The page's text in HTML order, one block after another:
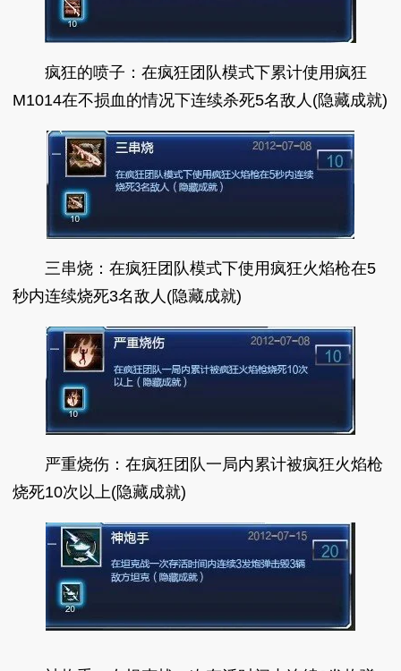
疯狂的喷子：在疯狂团队模式下累计使用疯狂
M1014在不损血的情况下连续杀死5名敌人(隐藏成就)
三串烧：在疯狂团队模式下使用疯狂火焰枪在5
秒内连续烧死3名敌人(隐藏成就)
严重烧伤：在疯狂团队一局内累计被疯狂火焰枪
烧死10次以上(隐藏成就)